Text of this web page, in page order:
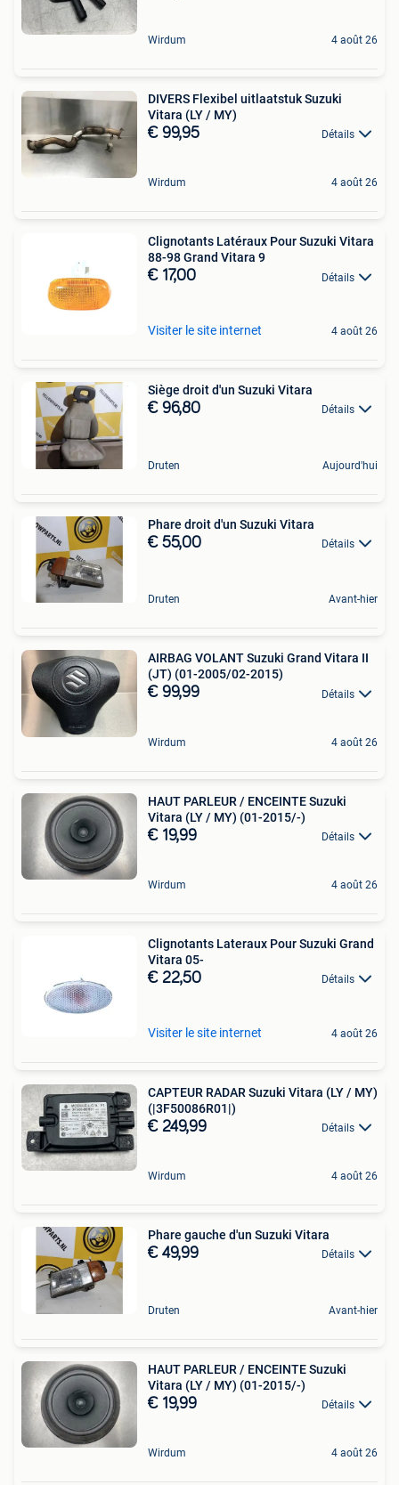
Wirdum 4 août 26
DIVERS Flexibel uitlaatstuk Suzuki
Vitara (LY / MY)
€ 99,95 Détails
Wirdum 4 août 26
Clignotants Latéraux Pour Suzuki Vitara
88-98 Grand Vitara 9
€ 17,00 Détails
Visiter le site internet 4 août 26
Siège droit d'un Suzuki Vitara
€ 96,80 Détails
Druten Aujourd'hui
Phare droit d'un Suzuki Vitara
€ 55,00 Détails
Druten Avant-hier
AIRBAG VOLANT Suzuki Grand Vitara II
(JT) (01-2005/02-2015)
€ 99,99 Détails
Wirdum 4 août 26
HAUT PARLEUR / ENCEINTE Suzuki
Vitara (LY / MY) (01-2015/-)
€ 19,99 Détails
Wirdum 4 août 26
Clignotants Lateraux Pour Suzuki Grand
Vitara 05-
€ 22,50 Détails
Visiter le site internet 4 août 26
CAPTEUR RADAR Suzuki Vitara (LY / MY)
(|3F50086R01|)
€ 249,99 Détails
Wirdum 4 août 26
Phare gauche d'un Suzuki Vitara
€ 49,99 Détails
Druten Avant-hier
HAUT PARLEUR / ENCEINTE Suzuki
Vitara (LY / MY) (01-2015/-)
€ 19,99 Détails
Wirdum 4 août 26